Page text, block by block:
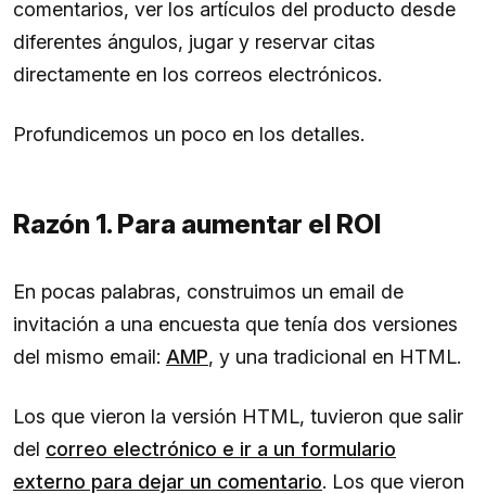
comentarios, ver los artículos del producto desde
diferentes ángulos, jugar y reservar citas
directamente en los correos electrónicos.
Profundicemos un poco en los detalles.
Razón 1. Para aumentar el ROI
En pocas palabras, construimos un email de
invitación a una encuesta que tenía dos versiones
del mismo email: AMP, y una tradicional en HTML.
Los que vieron la versión HTML, tuvieron que salir
del correo electrónico e ir a un formulario
externo para dejar un comentario. Los que vieron